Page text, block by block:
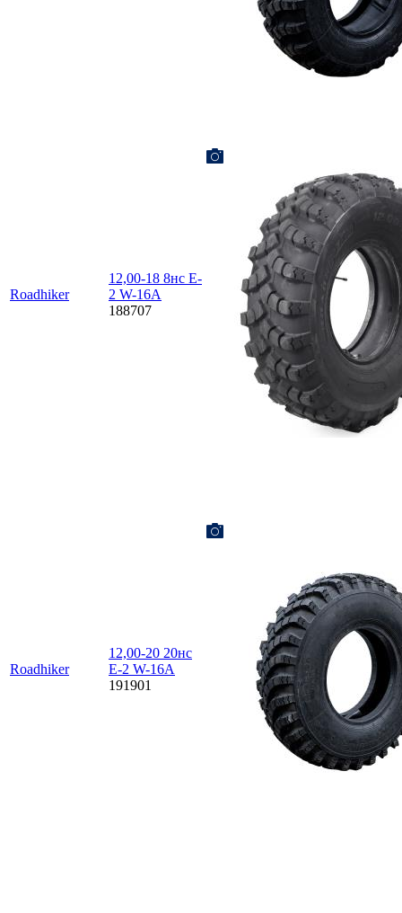
Roadhiker
12,00-18 8нс E-
2 W-16A
188707
Roadhiker
12,00-20 20нс
E-2 W-16A
191901